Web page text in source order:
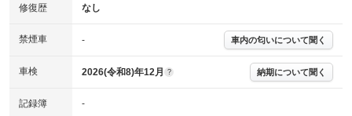
修復歴 なし
禁煙車 - 車内の匂いについて聞く
車検 2026(令和8)年12月 ? 納期について聞く
記録簿 -